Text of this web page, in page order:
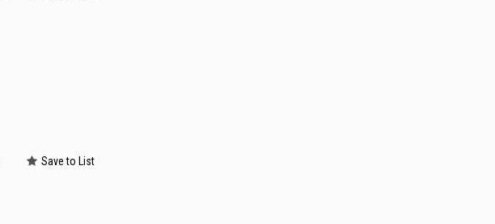
Save to List